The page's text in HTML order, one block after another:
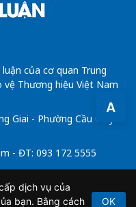
A
của cơ quan Trung
vệ Thương hiệu Việt Nam
Giai - Phường Cầu Giấy -
- ĐT: 093 172 5555
64/GP-BTTTT do Bộ
dịch vụ của
bạn. Bằng cách
OK